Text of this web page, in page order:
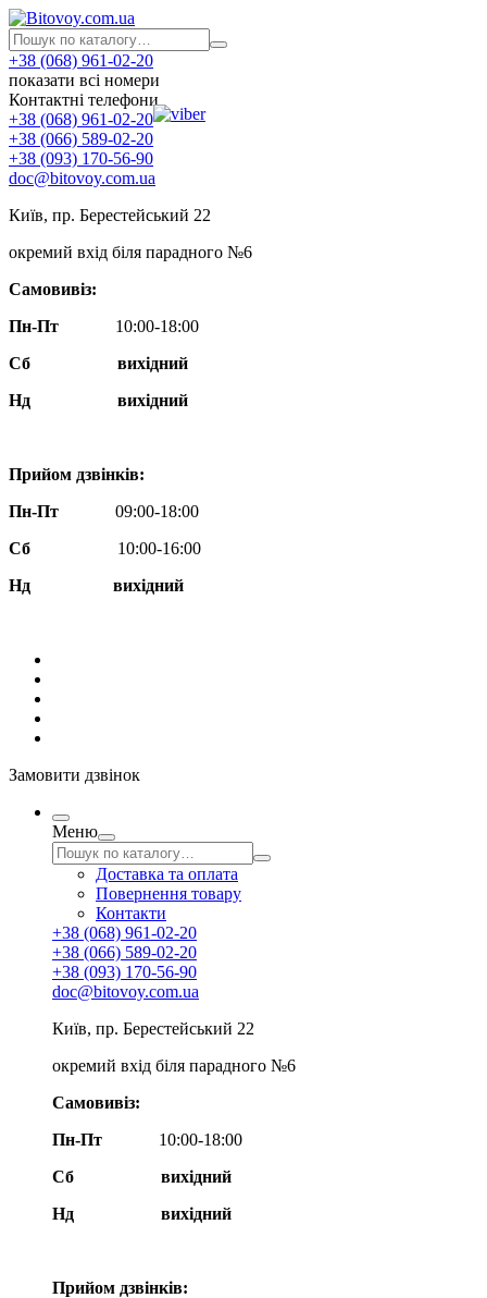
+38 (068) 961-02-20
показати всі номери
Контактні телефони
+38 (068) 961-02-20
+38 (066) 589-02-20
+38 (093) 170-56-90
doc@bitovoy.com.ua
Київ, пр. Берестейський 22
окремий вхід біля парадного №6
Самовивіз:
Пн-Пт
10:00-18:00
Сб
вихідний
Нд
вихідний
Прийом дзвінків:
Пн-Пт
09:00-18:00
Сб
10:00-16:00
Нд вихідний
Замовити дзвінок
Меню
Доставка та оплата
Повернення товару
Контакти
+38 (068) 961-02-20
+38 (066) 589-02-20
+38 (093) 170-56-90
doc@bitovoy.com.ua
Київ, пр. Берестейський 22
окремий вхід біля парадного №6
Самовивіз:
Пн-Пт
10:00-18:00
Сб
вихідний
Нд
вихідний
Прийом дзвінків: